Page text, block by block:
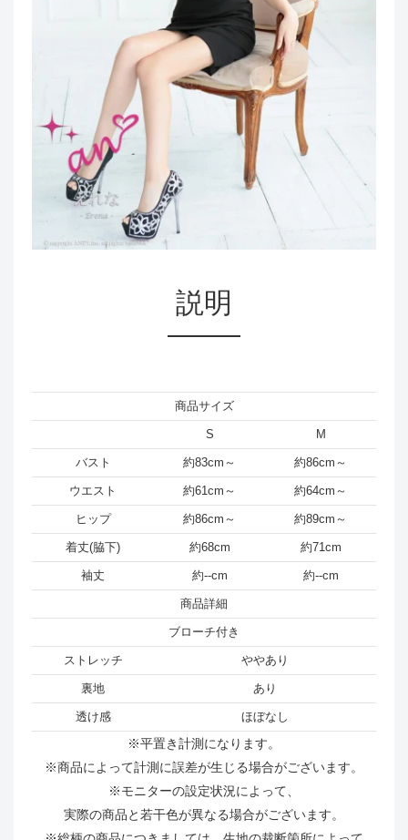
説明
商品サイズ
S M
バスト 約83cm～ 約86cm～
ウエスト 約61cm～ 約64cm～
ヒップ 約86cm～ 約89cm～
着丈(脇下) 約68cm 約71cm
袖丈 約--cm 約--cm
商品詳細
ブローチ付き
ストレッチ ややあり
裏地 あり
透け感 ほぼなし
※平置き計測になります。
※商品によって計測に誤差が生じる場合がございます。
※モニターの設定状況によって、
実際の商品と若干色が異なる場合がございます。